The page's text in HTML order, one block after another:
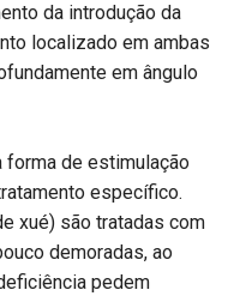
da introdução da
localizado em ambas
em ângulo
forma de estimulação
específico.
xué) são tratadas com
demoradas, ao
pedem